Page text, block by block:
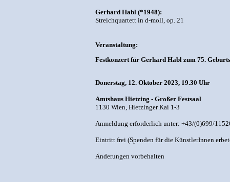
Gerhard Habl (*1948):
Streichquartett in d-moll, op. 21
Veranstaltung:
Festkonzert für Gerhard Habl zum 75.
Donerstag, 12. Oktober 2023, 19.30 Uhr
Amtshaus Hietzing - Großer Festsaal
1130 Wien, Hietzinger Kai 1-3
Anmeldung erforderlich unter: +43/(0)699/
Eintritt frei (Spenden für die KünstlerInnen
Änderungen vorbehalten